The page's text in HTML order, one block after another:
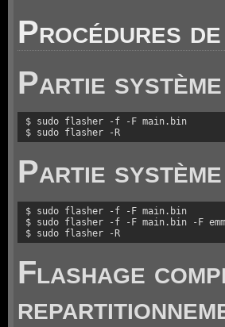
Procédures
Partie
$ sudo flasher -f -F main.bin
$ sudo flasher -R
Partie système
$ sudo flasher -f -F main.bin
$ sudo flasher -f -F main.bin -F
$ sudo flasher -R
Flashage